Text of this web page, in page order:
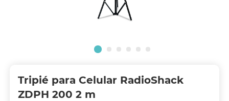
Tripié para Celular RadioShack
ZDPH 200 2 m